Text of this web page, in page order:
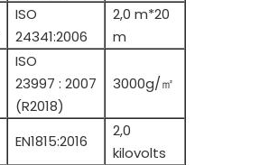
ISO
24341:2006
2,0 m*20
m
ISO
23997 : 2007
(R2018)
3000g/㎡
EN1815:2016
2,0
kilovolts